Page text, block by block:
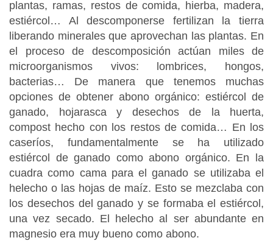
plantas, ramas, restos de comida, hierba, madera,
estiércol… Al descomponerse fertilizan la tierra
liberando minerales que aprovechan las plantas. En
el proceso de descomposición actúan miles de
microorganismos vivos: lombrices, hongos,
bacterias… De manera que tenemos muchas
opciones de obtener abono orgánico: estiércol de
ganado, hojarasca y desechos de la huerta,
compost hecho con los restos de comida… En los
caseríos, fundamentalmente se ha utilizado
estiércol de ganado como abono orgánico. En la
cuadra como cama para el ganado se utilizaba el
helecho o las hojas de maíz. Esto se mezclaba con
los desechos del ganado y se formaba el estiércol,
una vez secado. El helecho al ser abundante en
magnesio era muy bueno como abono.